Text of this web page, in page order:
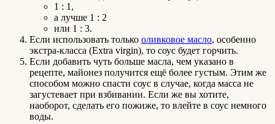
1 : 1,
а лучше 1 : 2
или 1 : 3.
Если использовать только оливковое масло, особенно
экстра-класса (Extra virgin), то соус будет горчить.
Если добавить чуть больше масла, чем указано в
рецепте, майонез получится ещё более густым. Этим же
способом можно спасти соус в случае, когда масса не
загустевает при взбивании. Если же вы хотите,
наоборот, сделать его пожиже, то влейте в соус немного
воды.